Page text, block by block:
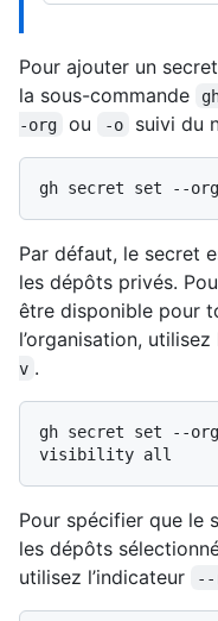
Pour ajouter un
la sous-commande
-org
ou -o suivi du
Par défaut, le secret
les dépôts privés.
être disponible pour
l’organisation, utilisez
v .
gh secret set --org
Pour spécifier que le
les dépôts
utilisez l’indicateur
--